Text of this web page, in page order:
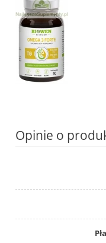
Opinie o